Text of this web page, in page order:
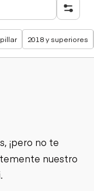
2018 y superiores
¡pero no te
nuestro